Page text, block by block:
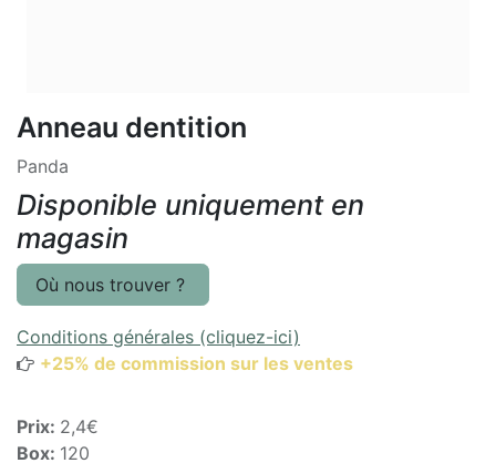
Anneau dentition
Panda
Disponible uniquement en
magasin
Où nous trouver ?
Conditions générales (cliquez-ici)
+25% de commission sur les ventes
Prix: 2,4€
Box: 120